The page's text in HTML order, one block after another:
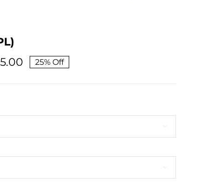
25% Off

